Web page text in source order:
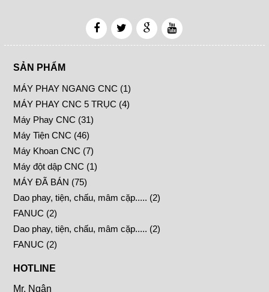
SẢN PHẨM
MÁY PHAY NGANG CNC (1)
MÁY PHAY CNC 5 TRỤC (4)
Máy Phay CNC (31)
Máy Tiện CNC (46)
Máy Khoan CNC (7)
Máy đột dập CNC (1)
MÁY ĐÃ BÁN (75)
Dao phay, tiện, chấu, mâm cặp..... (2)
FANUC (2)
Dao phay, tiện, chấu, mâm cặp..... (2)
FANUC (2)
HOTLINE
Mr. Ngân